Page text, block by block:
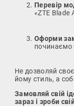
Перевір
«ZTE Blade
Оформи
починаємо
Не дозволяй
йому стиль, а
Замовляй свій
зараз і зроби